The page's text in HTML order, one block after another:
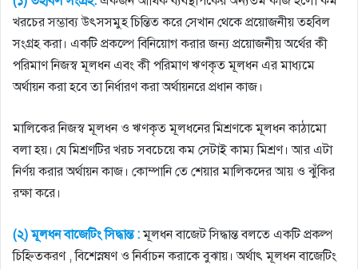
খরচের সম্ভাব্য উৎসসমুহ চিন্তিত করে সেখান থেকে প্রয়ােজনীয় তহবিল
সংগ্রহ করা। একটি প্রকল্পে বিনিয়ােগ করার জন্য প্রয়ােজনীয় অর্থের কী
পরিমাণ নিজস্ব মূলধন এবং কী পরিমাণ ঋণকৃত মূলধন এর মাধ্যমে
অর্থায়ন করা হবে তা নির্ধারণ করা অর্থায়নরে প্রধান কাজ।
মালিকের নিজস্ব মূলধন ও ঋণকৃত মূলধনের মিশ্রণকে মূলধন কাঠামাে
বলা হয়। যে মিশ্রণটির খরচ সবচেয়ে কম সেটাই কাম্য মিশ্রণ। আর এটা
নির্ণয় করার অর্থায়ন কাজ। কোম্পানি তে শেয়ার মালিকদের আয় ও ঝুঁকির
রক্ষা করে।
(২) মূলধন বাজেটিং সিদ্ধান্ত :মূলধন বাজেট সিদ্ধান্ত বলতে একটি প্রকল্প
চিহ্নিতকরণ , বিশেস্নষণ ও নির্বাচন করাকে বুঝায়। অর্থাৎ মূলধন বাজেটিং